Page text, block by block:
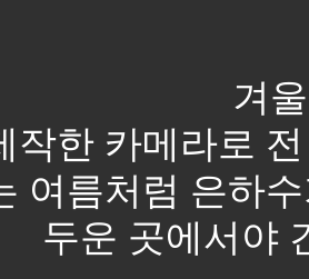
겨
작한 카메라로
여름처럼 은하
두운 곳에서야